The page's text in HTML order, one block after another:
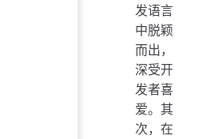
发语言
中脱颖
而出，
深受开
发者喜
爱。其
次，在